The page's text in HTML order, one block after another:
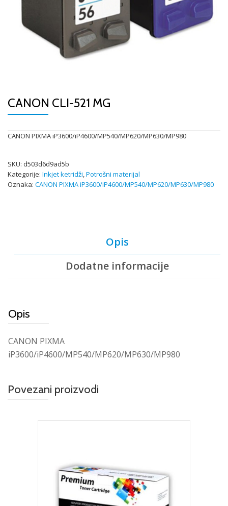
CANON CLI-521 MG
CANON PIXMA iP3600/iP4600/MP540/MP620/MP630/MP980
SKU: d503d6d9ad5b
Kategorije: Inkjet ketridži,Potrošni materijal
Oznaka: CANON PIXMA iP3600/iP4600/MP540/MP620/MP630/MP980
Opis
Dodatne informacije
Opis
CANON PIXMA
iP3600/iP4600/MP540/MP620/MP630/MP980
Povezani proizvodi